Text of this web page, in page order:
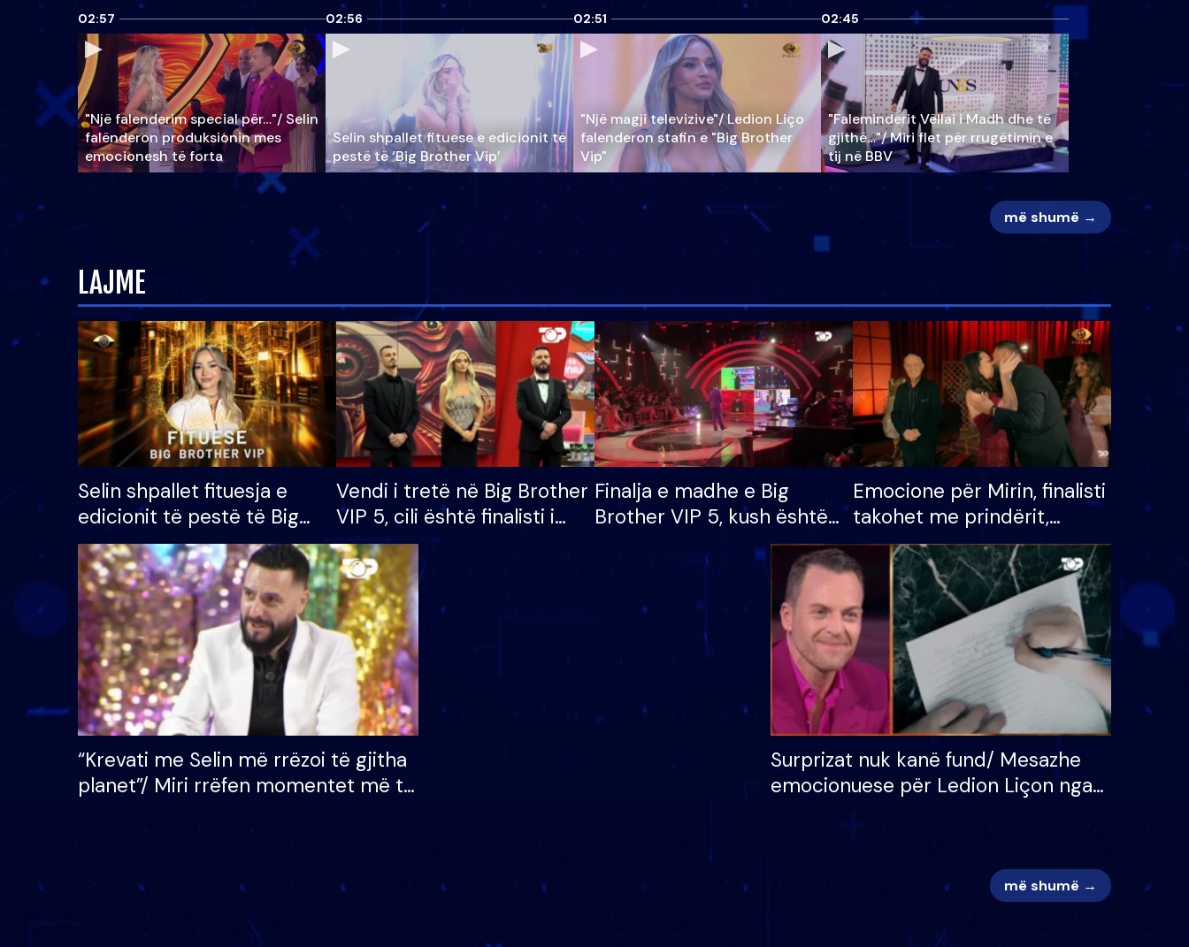
02:57
"Një falenderim special për…"/ Selin
falënderon produksionin mes
emocionesh të forta
02:56
Selin shpallet fituese e edicionit të
pestë të ‘Big Brother Vip’
02:51
"Një magji televizive"/ Ledion Liço
falenderon stafin e "Big Brother
Vip"
02:45
"Faleminderit Vëllai i Madh dhe të
gjithë…"/ Miri flet për rrugëtimin e
tij në BBV
më shumë →
LAJME
Selin shpallet fituesja e
edicionit të pestë të Big
Brother VIP, rrëmben
çmimin e madh prej 100
mijë eurosh
Vendi i tretë në Big Brother
VIP 5, cili është finalisti i
radhës që lë shtëpinë
Finalja e madhe e Big
Brother VIP 5, kush është
banori i parë që lë shtëpinë
dhe humb mundësinë për
të fituar çmimin e madh
Emocione për Mirin, finalisti
takohet me prindërit,
vajzën dhe bashkëshorten:
S’kemi ndonjë letër divorci
apo jo?
“Krevati me Selin më rrëzoi të gjitha
planet”/ Miri rrëfen momentet më të
mungojë zilja e mëngjesit kur…
Surprizat nuk kanë fund/ Mesazhe
emocionuese për Ledion Liçon nga
më shumë →